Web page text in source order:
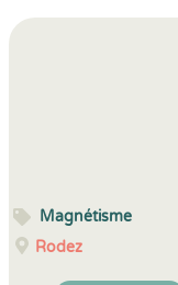
Magnétisme
Rodez